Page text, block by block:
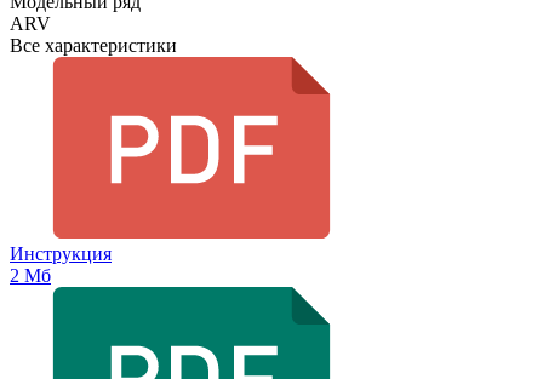
ARV
Все характеристики
Инструкция
2 Мб